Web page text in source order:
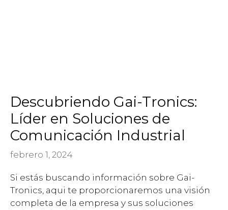
Descubriendo Gai-Tronics:
Líder en Soluciones de
Comunicación Industrial
febrero 1, 2024
Si estás buscando información sobre Gai-
Tronics, aqui te proporcionaremos una visión
completa de la empresa y sus soluciones